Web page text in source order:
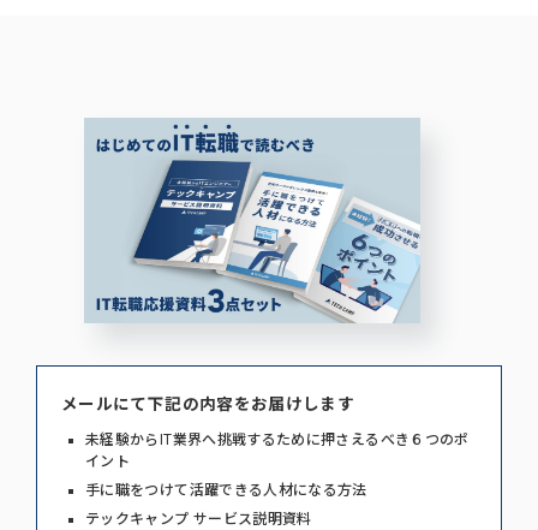
メールにて下記の内容をお届けします
未経験からIT業界へ挑戦するために押さえるべき６つのポ
イント
手に職をつけて活躍できる人材になる方法
テックキャンプ サービス説明資料